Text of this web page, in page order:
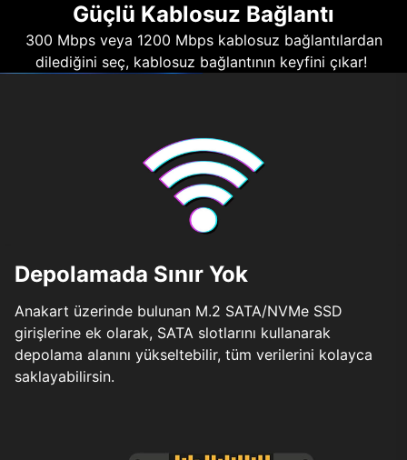
Güçlü Kablosuz Bağlantı
300 Mbps veya 1200 Mbps kablosuz bağlantılardan
dilediğini seç, kablosuz bağlantının keyfini çıkar!
Depolamada Sınır Yok
Anakart üzerinde bulunan M.2 SATA/NVMe SSD
girişlerine ek olarak, SATA slotlarını kullanarak
depolama alanını yükseltebilir, tüm verilerini kolayca
saklayabilirsin.